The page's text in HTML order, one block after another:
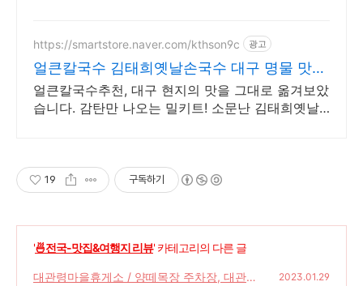
https://smartstore.naver.com/kthson9c 광고
얼큰칼국수 김태희옛날손국수 대구 명물 맛집
의 밀키트출시
얼큰칼국수추천, 대구 현지의 맛을 그대로 옮겨보았
습니다. 감탄만 나오는 밀키트! 소문난 김태희옛날
19 구독하기
'🍜전국-맛집&여행지 리뷰' 카테고리의 다른 글
대관령마을휴게소 / 양떼목장 주차장, 대관령
2023.01.29